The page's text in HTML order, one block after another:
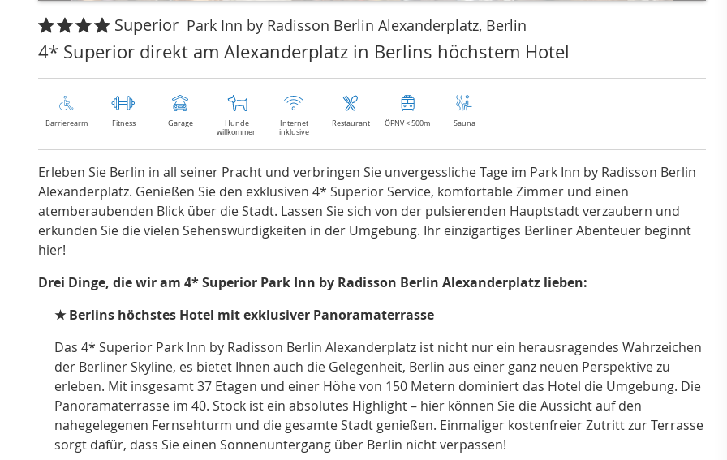
Superior Park Inn by Radisson Berlin Alexanderplatz, Berlin
4* Superior direkt am Alexanderplatz in Berlins höchstem Hotel
Barrierearm Fitness Garage
Hunde
willkommen
Internet
inklusive
Restaurant ÖPNV < 500m Sauna
Erleben Sie Berlin in all seiner Pracht und verbringen Sie unvergessliche Tage im Park Inn by Radisson Berlin
Alexanderplatz. Genießen Sie den exklusiven 4* Superior Service, komfortable Zimmer und einen
atemberaubenden Blick über die Stadt. Lassen Sie sich von der pulsierenden Hauptstadt verzaubern und
erkunden Sie die vielen Sehenswürdigkeiten in der Umgebung. Ihr einzigartiges Berliner Abenteuer beginnt
hier!
Drei Dinge, die wir am 4* Superior Park Inn by Radisson Berlin Alexanderplatz lieben:
★ Berlins höchstes Hotel mit exklusiver Panoramaterrasse
Das 4* Superior Park Inn by Radisson Berlin Alexanderplatz ist nicht nur ein herausragendes Wahrzeichen
der Berliner Skyline, es bietet Ihnen auch die Gelegenheit, Berlin aus einer ganz neuen Perspektive zu
erleben. Mit insgesamt 37 Etagen und einer Höhe von 150 Metern dominiert das Hotel die Umgebung. Die
Panoramaterrasse im 40. Stock ist ein absolutes Highlight – hier können Sie die Aussicht auf den
nahegelegenen Fernsehturm und die gesamte Stadt genießen. Einmaliger kostenfreier Zutritt zur Terrasse
sorgt dafür, dass Sie einen Sonnenuntergang über Berlin nicht verpassen!